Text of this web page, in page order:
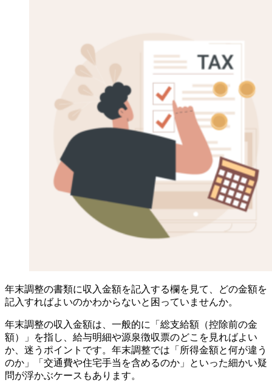
年末調整の書類に収入金額を記入する欄を見て、どの金額を
記入すればよいのかわからないと困っていませんか。
年末調整の収入金額は、一般的に「総支給額（控除前の金
額）」を指し、給与明細や源泉徴収票のどこを見ればよい
か、迷うポイントです。年末調整では「所得金額と何が違う
のか」「交通費や住宅手当を含めるのか」といった細かい疑
問が浮かぶケースもあります。